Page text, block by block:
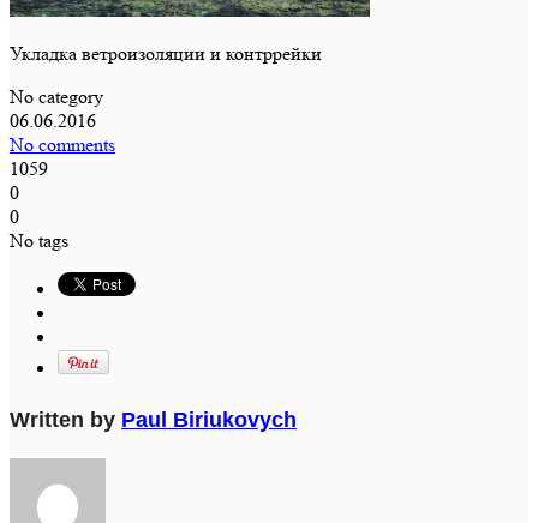
Укладка ветроизоляции и контррейки
No category
06.06.2016
No comments
1059
0
0
No tags
Written by Paul Biriukovych